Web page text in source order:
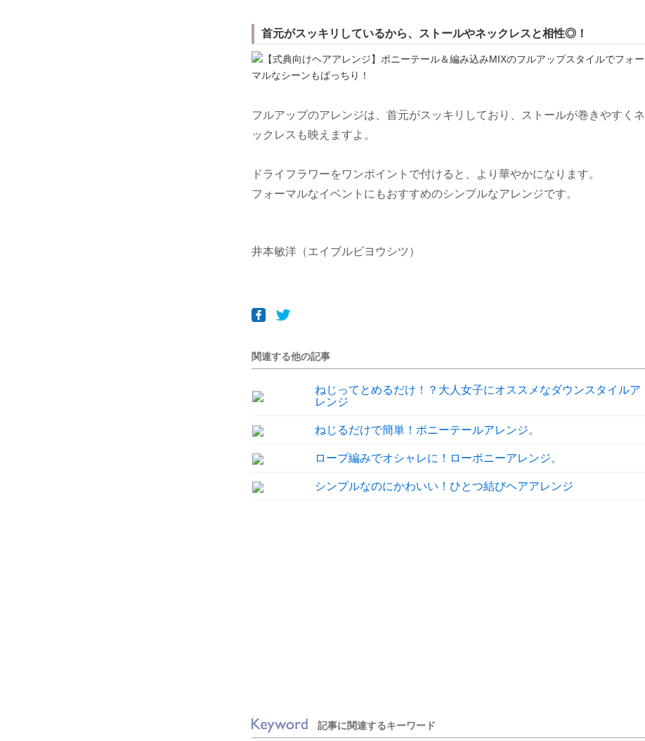
首元がスッキリしているから、ストールやネックレスと相性◎！
フルアップのアレンジは、首元がスッキリしており、ストールが巻きやすくネ
ックレスも映えますよ。
ドライフラワーをワンポイントで付けると、より華やかになります。
フォーマルなイベントにもおすすめのシンプルなアレンジです。
井本敏洋（エイブルビヨウシツ）
関連する他の記事
ねじってとめるだけ！？大人女子にオススメなダウンスタイルア
レンジ
ねじるだけで簡単！ポニーテールアレンジ。
ロープ編みでオシャレに！ローポニーアレンジ。
シンプルなのにかわいい！ひとつ結びヘアアレンジ
記事に関連するキーワード